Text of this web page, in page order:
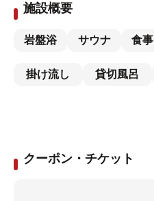
施設概要
岩盤浴 サウナ 食事
掛け流し 貸切風呂
クーポン・チケット